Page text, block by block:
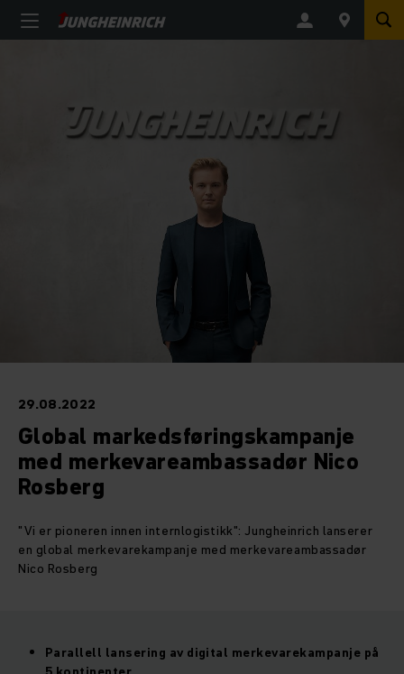
29.08.2022
Global markedsføringskampanje
med merkevareambassadør Nico
Rosberg
"Vi er pioneren innen internlogistikk": Jungheinrich lanserer
en global merkevarekampanje med merkevareambassadør
Nico Rosberg
Parallell lansering av digital merkevarekampanje på